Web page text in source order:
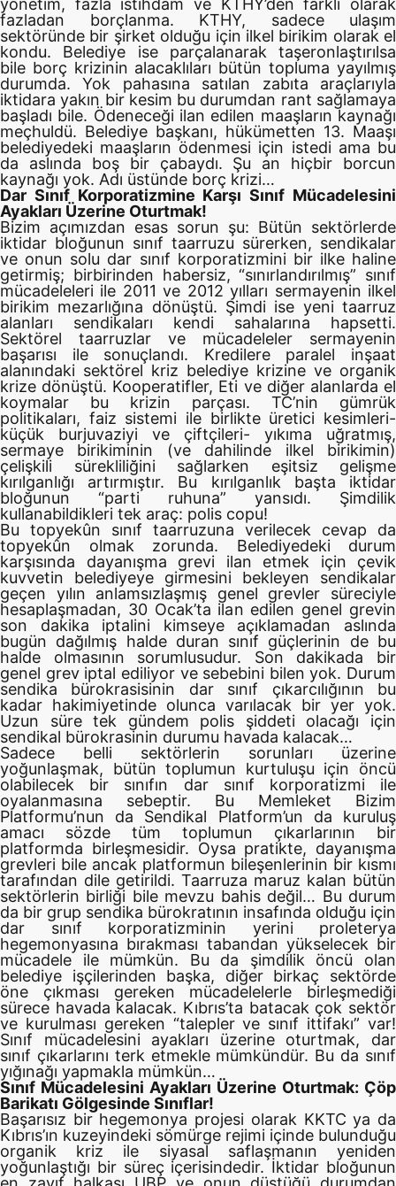
yönetim, fazla istihdam ve KTHY’den farklı olarak
fazladan borçlanma. KTHY, sadece ulaşım
sektöründe bir şirket olduğu için ilkel birikim olarak el
kondu. Belediye ise parçalanarak taşeronlaştırılsa
bile borç krizinin alacaklıları bütün topluma yayılmış
durumda. Yok pahasına satılan zabıta araçlarıyla
iktidara yakın bir kesim bu durumdan rant sağlamaya
başladı bile. Ödeneceği ilan edilen maaşların kaynağı
meçhuldü. Belediye başkanı, hükümetten 13. Maaşı
belediyedeki maaşların ödenmesi için istedi ama bu
da aslında boş bir çabaydı. Şu an hiçbir borcun
kaynağı yok. Adı üstünde borç krizi…
Dar Sınıf Korporatizmine Karşı Sınıf Mücadelesini
Ayakları Üzerine Oturtmak!
Bizim açımızdan esas sorun şu: Bütün sektörlerde
iktidar bloğunun sınıf taarruzu sürerken, sendikalar
ve onun solu dar sınıf korporatizmini bir ilke haline
getirmiş; birbirinden habersiz, “sınırlandırılmış” sınıf
mücadeleleri ile 2011 ve 2012 yılları sermayenin ilkel
birikim mezarlığına dönüştü. Şimdi ise yeni taarruz
alanları sendikaları kendi sahalarına hapsetti.
Sektörel taarruzlar ve mücadeleler sermayenin
başarısı ile sonuçlandı. Kredilere paralel inşaat
alanındaki sektörel kriz belediye krizine ve organik
krize dönüştü. Kooperatifler, Eti ve diğer alanlarda el
koymalar bu krizin parçası. TC’nin gümrük
politikaları, faiz sistemi ile birlikte üretici kesimleri-
küçük burjuvaziyi ve çiftçileri- yıkıma uğratmış,
sermaye birikiminin (ve dahilinde ilkel birikimin)
çelişkili sürekliliğini sağlarken eşitsiz gelişme
kırılganlığı artırmıştır. Bu kırılganlık başta iktidar
bloğunun “parti ruhuna” yansıdı. Şimdilik
kullanabildikleri tek araç: polis copu!
Bu topyekûn sınıf taarruzuna verilecek cevap da
topyekûn olmak zorunda. Belediyedeki durum
karşısında dayanışma grevi ilan etmek için çevik
kuvvetin belediyeye girmesini bekleyen sendikalar
geçen yılın anlamsızlaşmış genel grevler süreciyle
hesaplaşmadan, 30 Ocak’ta ilan edilen genel grevin
son dakika iptalini kimseye açıklamadan aslında
bugün dağılmış halde duran sınıf güçlerinin de bu
halde olmasının sorumlusudur. Son dakikada bir
genel grev iptal ediliyor ve sebebini bilen yok. Durum
sendika bürokrasisinin dar sınıf çıkarcılığının bu
kadar hakimiyetinde olunca varılacak bir yer yok.
Uzun süre tek gündem polis şiddeti olacağı için
sendikal bürokrasinin durumu havada kalacak…
Sadece belli sektörlerin sorunları üzerine
yoğunlaşmak, bütün toplumun kurtuluşu için öncü
olabilecek bir sınıfın dar sınıf korporatizmi ile
oyalanmasına sebeptir. Bu Memleket Bizim
Platformu’nun da Sendikal Platform’un da kuruluş
amacı sözde tüm toplumun çıkarlarının bir
platformda birleşmesidir. Oysa pratikte, dayanışma
grevleri bile ancak platformun bileşenlerinin bir kısmı
tarafından dile getirildi. Taarruza maruz kalan bütün
sektörlerin birliği bile mevzu bahis değil… Bu durum
da bir grup sendika bürokratının insafında olduğu için
dar sınıf korporatizminin yerini proleterya
hegemonyasına bırakması tabandan yükselecek bir
mücadele ile mümkün. Bu da şimdilik öncü olan
belediye işçilerinden başka, diğer birkaç sektörde
öne çıkması gereken mücadelelerle birleşmediği
sürece havada kalacak. Kıbrıs’ta batacak çok sektör
ve kurulması gereken “talepler ve sınıf ittifakı” var!
Sınıf mücadelesini ayakları üzerine oturtmak, dar
sınıf çıkarlarını terk etmekle mümkündür. Bu da sınıf
yığınağı yapmakla mümkün…
Sınıf Mücadelesini Ayakları Üzerine Oturtmak: Çöp
Barikatı Gölgesinde Sınıflar!
Başarısız bir hegemonya projesi olarak KKTC ya da
Kıbrıs’ın kuzeyindeki sömürge rejimi içinde bulunduğu
organik kriz ile siyasal saflaşmanın yeniden
yoğunlaştığı bir süreç içerisindedir. İktidar bloğunun